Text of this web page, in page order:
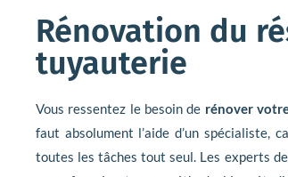
Rénovation du
tuyauterie
Vous ressentez le besoin de rénover
faut absolument l’aide d’un spécialiste,
toutes les tâches tout seul. Les experts